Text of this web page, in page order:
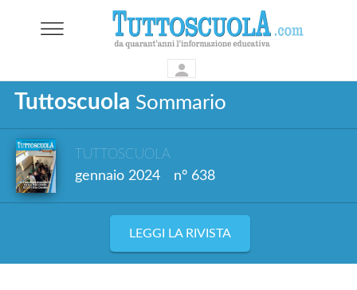
Tuttoscuola Sommario
TUTTOSCUOLA
gennaio 2024 n° 638
LEGGI LA RIVISTA